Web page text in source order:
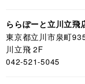
ららぽーと立川立飛
東京都立川市泉町
川立飛 2F
042-521-5045